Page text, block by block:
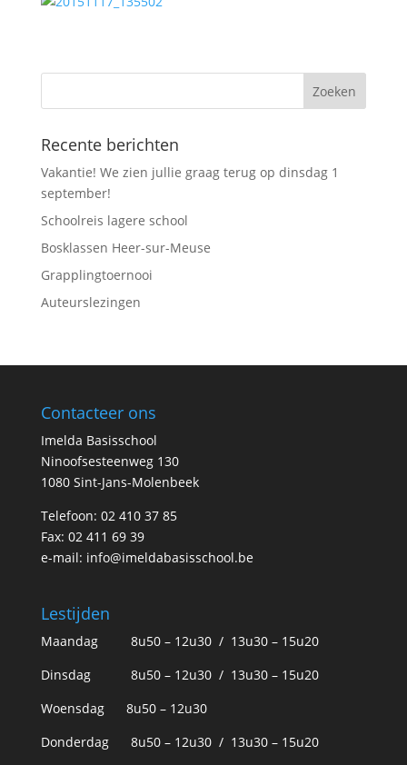
Recente berichten
Vakantie! We zien jullie graag terug op dinsdag 1
september!
Schoolreis lagere school
Bosklassen Heer-sur-Meuse
Grapplingtoernooi
Auteurslezingen
Contacteer ons
Imelda Basisschool
Ninoofsesteenweg 130
1080 Sint-Jans-Molenbeek
Telefoon: 02 410 37 85
Fax: 02 411 69 39
e-mail: info@imeldabasisschool.be
Lestijden
Maandag 8u50 – 12u30 / 13u30 – 15u20
Dinsdag 8u50 – 12u30 / 13u30 – 15u20
Woensdag 8u50 – 12u30
Donderdag 8u50 – 12u30 / 13u30 – 15u20